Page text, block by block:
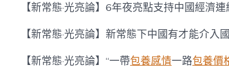
【新常態·光亮論】6年夜亮點支持中國經濟
【新常態·光亮論】新常態下中國有才能介入
【新常態·光亮論】“一帶包養感情一路包養價